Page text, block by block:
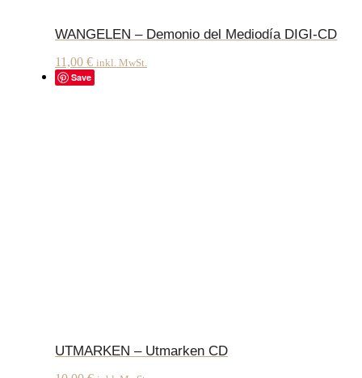
WANGELEN – Demonio del Mediodía DIGI-CD
11,00 € inkl. MwSt.
Save
UTMARKEN – Utmarken CD